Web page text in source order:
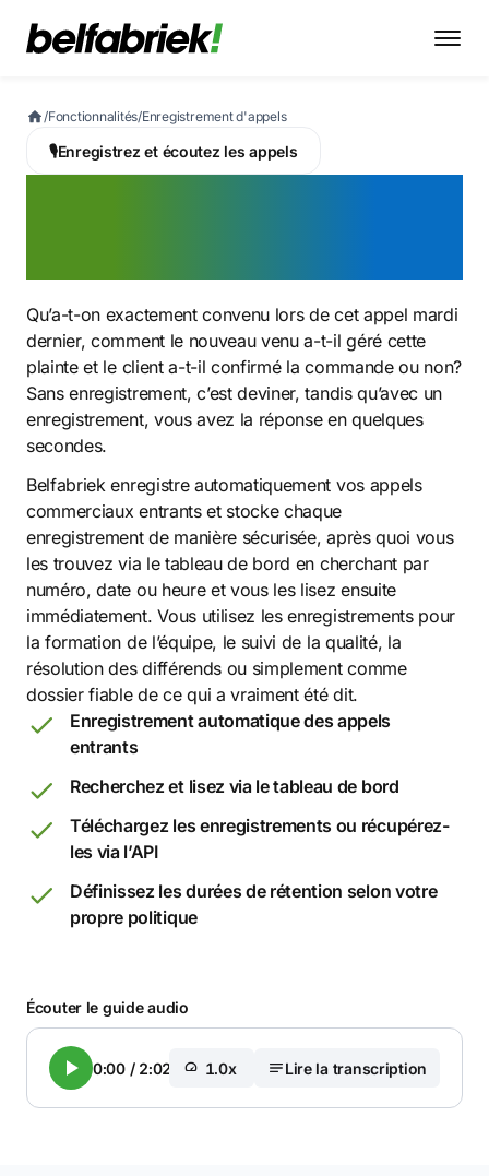
/Fonctionnalités/Enregistrement d'appels
🎙️Enregistrez et écoutez les appels
Qu’a-t-on exactement convenu lors de cet appel mardi
dernier, comment le nouveau venu a-t-il géré cette
plainte et le client a-t-il confirmé la commande ou non?
Sans enregistrement, c’est deviner, tandis qu’avec un
enregistrement, vous avez la réponse en quelques
secondes.
Belfabriek enregistre automatiquement vos appels
commerciaux entrants et stocke chaque
enregistrement de manière sécurisée, après quoi vous
les trouvez via le tableau de bord en cherchant par
numéro, date ou heure et vous les lisez ensuite
immédiatement. Vous utilisez les enregistrements pour
la formation de l’équipe, le suivi de la qualité, la
résolution des différends ou simplement comme
dossier fiable de ce qui a vraiment été dit.
Enregistrement automatique des appels
entrants
Recherchez et lisez via le tableau de bord
Téléchargez les enregistrements ou récupérez-
les via l’API
Définissez les durées de rétention selon votre
propre politique
Écouter le guide audio
0:00/ 2:02 1.0x Lire la transcription